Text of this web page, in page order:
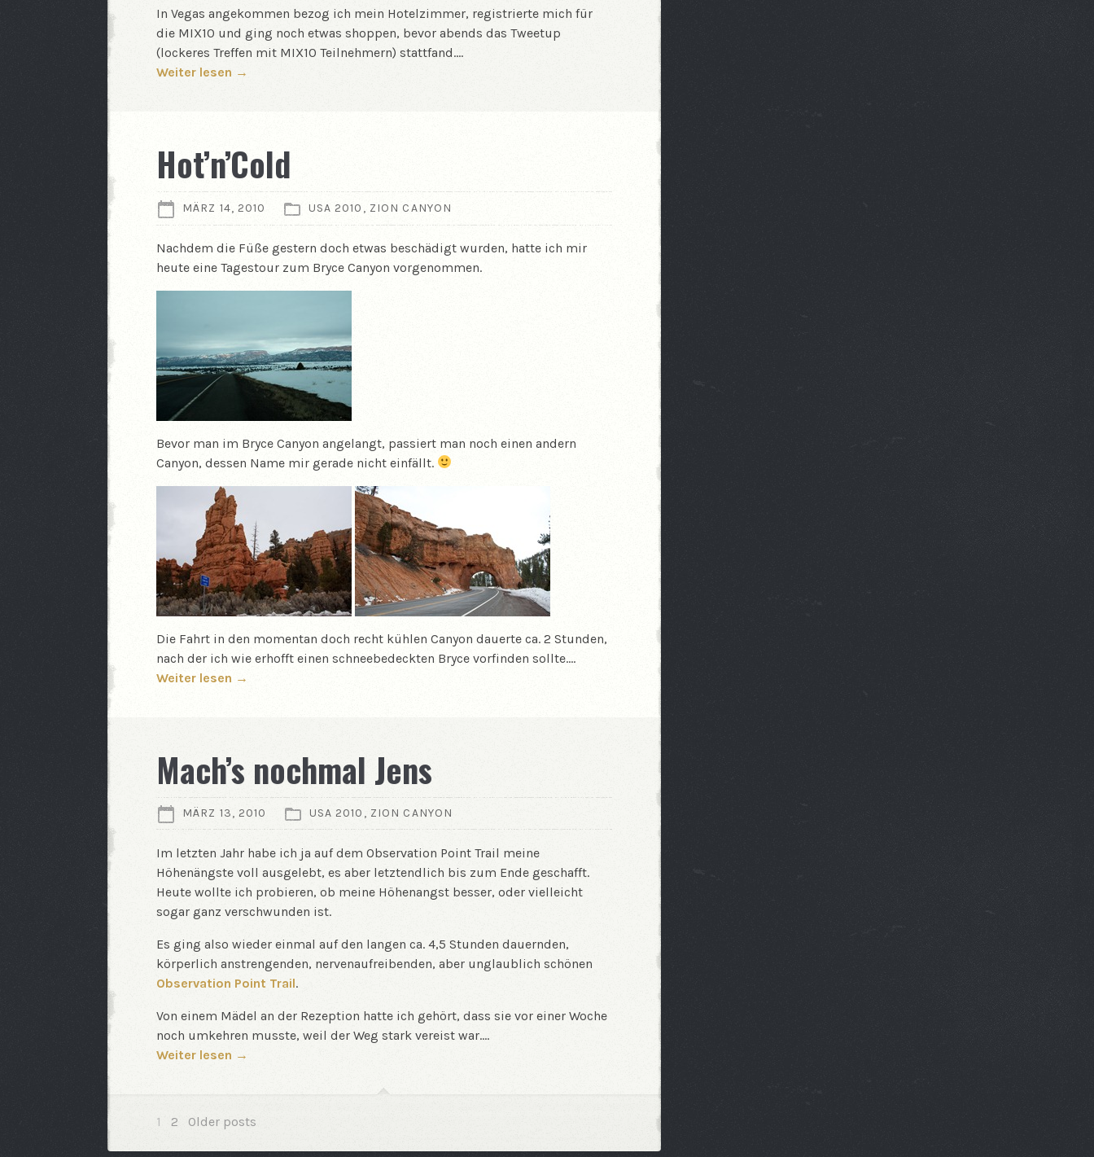
In Vegas angekommen bezog ich mein Hotelzimmer, registrierte mich für
die MIX10 und ging noch etwas shoppen, bevor abends das Tweetup
(lockeres Treffen mit MIX10 Teilnehmern) stattfand.…
Weiter lesen →
Hot’n’Cold
MÄRZ 14, 2010 USA 2010 , ZION CANYON
Nachdem die Füße gestern doch etwas beschädigt wurden, hatte ich mir
heute eine Tagestour zum Bryce Canyon vorgenommen.
Bevor man im Bryce Canyon angelangt, passiert man noch einen andern
Canyon, dessen Name mir gerade nicht einfällt.
Die Fahrt in den momentan doch recht kühlen Canyon dauerte ca. 2 Stunden,
nach der ich wie erhofft einen schneebedeckten Bryce vorfinden sollte.…
Weiter lesen →
Mach’s nochmal Jens
MÄRZ 13, 2010 USA 2010 , ZION CANYON
Im letzten Jahr habe ich ja auf dem Observation Point Trail meine
Höhenängste voll ausgelebt, es aber letztendlich bis zum Ende geschafft.
Heute wollte ich probieren, ob meine Höhenangst besser, oder vielleicht
sogar ganz verschwunden ist.
Es ging also wieder einmal auf den langen ca. 4,5 Stunden dauernden,
körperlich anstrengenden, nervenaufreibenden, aber unglaublich schönen
Observation Point Trail.
Von einem Mädel an der Rezeption hatte ich gehört, dass sie vor einer Woche
noch umkehren musste, weil der Weg stark vereist war.…
Weiter lesen →
page
1 2 Older posts